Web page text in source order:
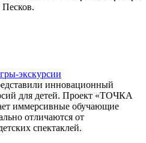
экскурсии
инновационный
для детей. Проект «ТОЧКА
иммерсивные обучающие
отличаются от
спектаклей.